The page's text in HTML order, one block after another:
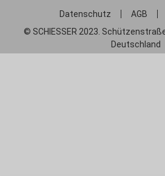
Datenschutz AGB
© SCHIESSER 2023.
Deutschland